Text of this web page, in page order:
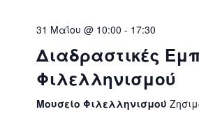
31 Μαΐου @ 10:00 - 17:30
Διαδραστικές
Φιλελληνισμού
Μουσείο Φιλελληνισμού